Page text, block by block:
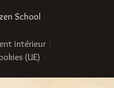
School
intérieur
(UE)